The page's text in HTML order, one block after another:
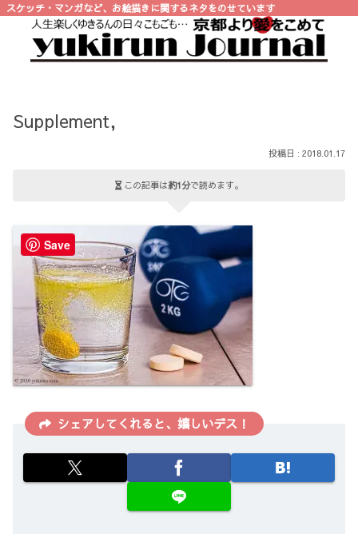
スケッチ・マンガなど、お絵描きに関するネタをのせています
Supplement,
2018.01.17
この記事は約1分で読めます。
シェアしてくれると、嬉しいデス！
Save